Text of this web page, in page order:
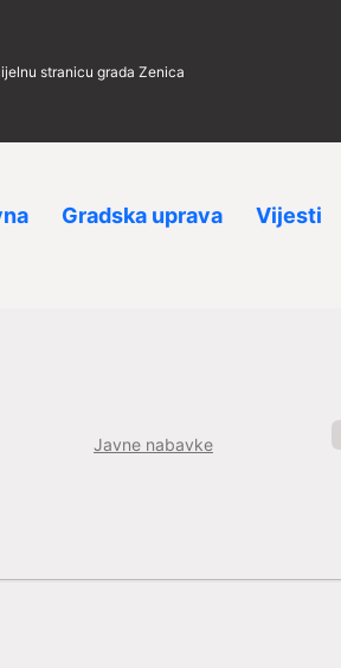
stranicu grada Zenica
Gradska uprava Vijesti
Javne nabavke